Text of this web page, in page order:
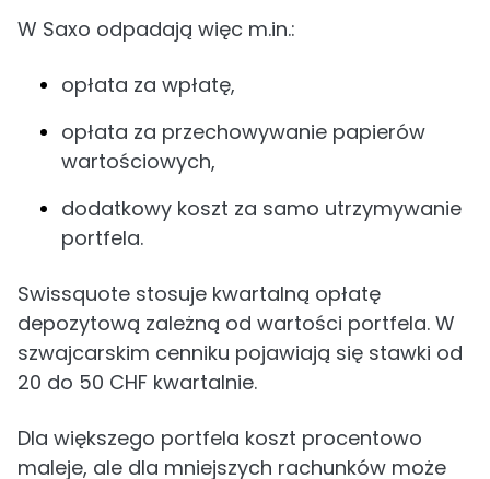
W Saxo odpadają więc m.in.:
opłata za wpłatę,
opłata za przechowywanie papierów
wartościowych,
dodatkowy koszt za samo utrzymywanie
portfela.
Swissquote stosuje kwartalną opłatę
depozytową zależną od wartości portfela. W
szwajcarskim cenniku pojawiają się stawki od
20 do 50 CHF kwartalnie.
Dla większego portfela koszt procentowo
maleje, ale dla mniejszych rachunków może